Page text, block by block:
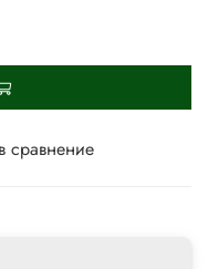
сравнение